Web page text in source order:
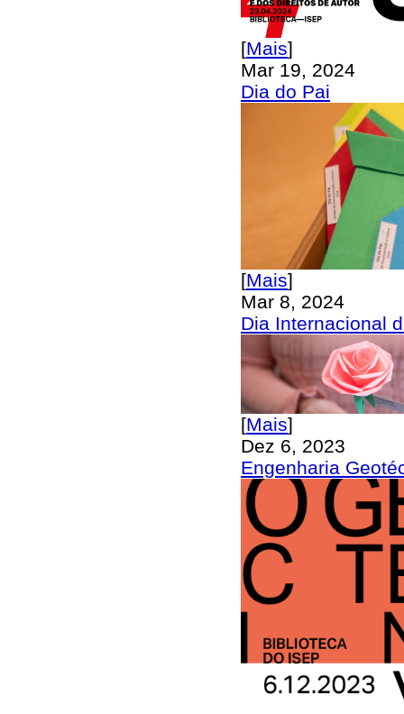
[Mais]
Mar 19, 2024
Dia do Pai
[Mais]
Mar 8, 2024
Dia Internacional
[Mais]
Dez 6, 2023
Engenharia